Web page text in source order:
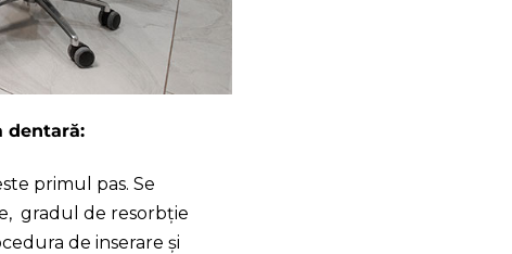
dentară:
primul pas. Se
gradul de resorbție
de inserare și